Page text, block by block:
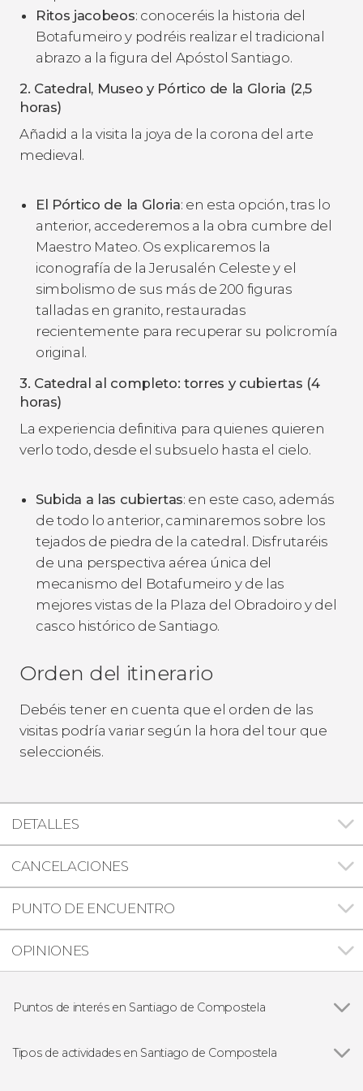
Ritos jacobeos: conoceréis la historia del
Botafumeiro y podréis realizar el tradicional
abrazo a la figura del Apóstol Santiago.
2. Catedral, Museo y Pórtico de la Gloria (2,5
horas)
Añadid a la visita la joya de la corona del arte
medieval.
El Pórtico de la Gloria: en esta opción, tras lo
anterior, accederemos a la obra cumbre del
Maestro Mateo. Os explicaremos la
iconografía de la Jerusalén Celeste y el
simbolismo de sus más de 200 figuras
talladas en granito, restauradas
recientemente para recuperar su policromía
original.
3. Catedral al completo: torres y cubiertas (4
horas)
La experiencia definitiva para quienes quieren
verlo todo, desde el subsuelo hasta el cielo.
Subida a las cubiertas: en este caso, además
de todo lo anterior, caminaremos sobre los
tejados de piedra de la catedral. Disfrutaréis
de una perspectiva aérea única del
mecanismo del Botafumeiro y de las
mejores vistas de la Plaza del Obradoiro y del
casco histórico de Santiago.
Orden del itinerario
Debéis tener en cuenta que el orden de las
visitas podría variar según la hora del tour que
seleccionéis.
DETALLES
CANCELACIONES
PUNTO DE ENCUENTRO
OPINIONES
Puntos de interés en Santiago de Compostela
Tipos de actividades en Santiago de Compostela